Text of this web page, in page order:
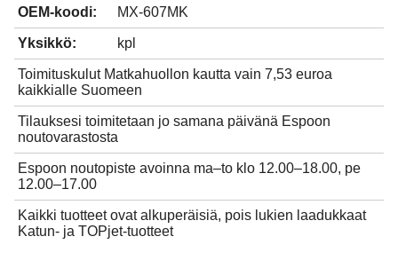
OEM-koodi: MX-607MK
Yksikkö: kpl
Toimituskulut Matkahuollon kautta vain 7,53 euroa
kaikkialle Suomeen
Tilauksesi toimitetaan jo samana päivänä Espoon
noutovarastosta
Espoon noutopiste avoinna ma–to klo 12.00–18.00, pe
12.00–17.00
Kaikki tuotteet ovat alkuperäisiä, pois lukien laadukkaat
Katun- ja TOPjet-tuotteet